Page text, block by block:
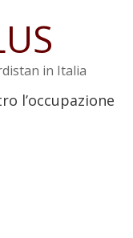
i crimini di guerra
in Italia
l’occupazione